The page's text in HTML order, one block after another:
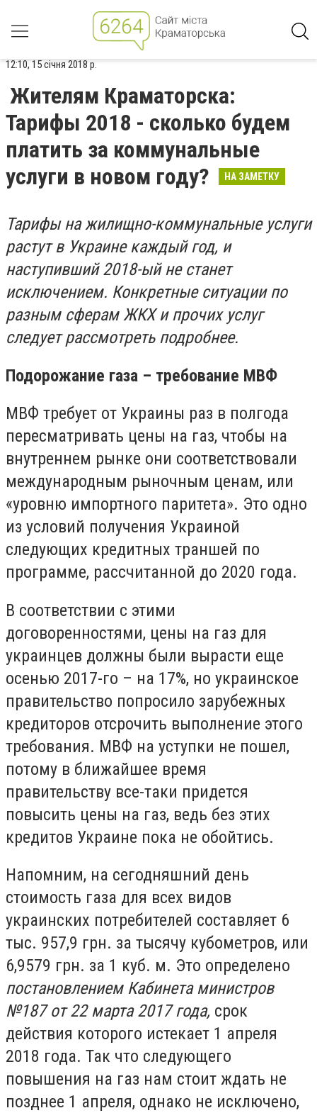
12:10, 15 січня 2018 р.
Жителям Краматорска:
Тарифы 2018 - сколько будем
платить за коммунальные
услуги в новом году?
НА ЗАМЕТКУ
Тарифы на жилищно-коммунальные услуги
растут в Украине каждый год, и
наступивший 2018-ый не станет
исключением. Конкретные ситуации по
разным сферам ЖКХ и прочих услуг
следует рассмотреть подробнее.
Подорожание газа – требование МВФ
МВФ требует от Украины раз в полгода
пересматривать цены на газ, чтобы на
внутреннем рынке они соответствовали
международным рыночным ценам, или
«уровню импортного паритета». Это одно
из условий получения Украиной
следующих кредитных траншей по
программе, рассчитанной до 2020 года.
В соответствии с этими
договоренностями, цены на газ для
украинцев должны были вырасти еще
осенью 2017-го – на 17%, но украинское
правительство попросило зарубежных
кредиторов отсрочить выполнение этого
требования. МВФ на уступки не пошел,
потому в ближайшее время
правительству все-таки придется
повысить цены на газ, ведь без этих
кредитов Украине пока не обойтись.
Напомним, на сегодняшний день
стоимость газа для всех видов
украинских потребителей составляет 6
тыс. 957,9 грн. за тысячу кубометров, или
6,9579 грн. за 1 куб. м. Это определено
постановлением Кабинета министров
№187 от 22 марта 2017 года, срок
действия которого истекает 1 апреля
2018 года. Так что следующего
повышения на газ нам стоит ждать не
позднее 1 апреля, однако не исключено,